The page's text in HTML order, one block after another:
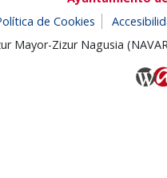
de Cookies
Mayor-Zizur Nagusia